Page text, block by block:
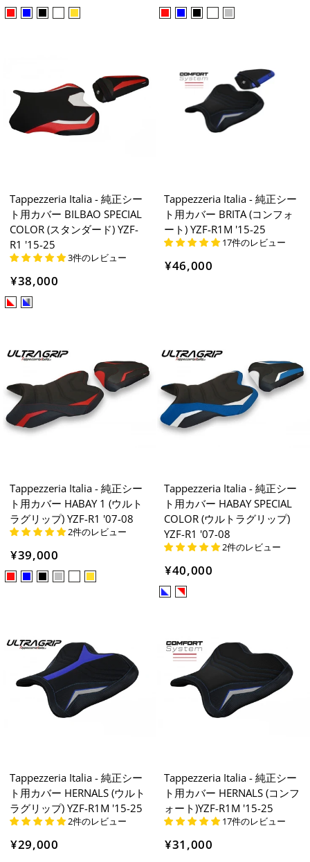
Tappezzeria Italia - 純正シー
ト用カバー BILBAO SPECIAL
COLOR (スタンダード) YZF-
R1 '15-25
3件のレビュー
¥38,000
Tappezzeria Italia - 純正シー
ト用カバー BRITA (コンフォ
ート) YZF-R1M '15-25
17件のレビュー
¥46,000
Tappezzeria Italia - 純正シー
ト用カバー HABAY 1 (ウルト
ラグリップ) YZF-R1 '07-08
2件のレビュー
¥39,000
Tappezzeria Italia - 純正シー
ト用カバー HABAY SPECIAL
COLOR (ウルトラグリップ)
YZF-R1 '07-08
2件のレビュー
¥40,000
Tappezzeria Italia - 純正シー
ト用カバー HERNALS (ウルト
ラグリップ) YZF-R1M '15-25
2件のレビュー
¥29,000
Tappezzeria Italia - 純正シー
ト用カバー HERNALS (コンフ
ォート)YZF-R1M '15-25
17件のレビュー
¥31,000